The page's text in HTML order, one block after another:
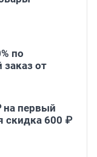
по
от
на первый
скидка 600 ₽